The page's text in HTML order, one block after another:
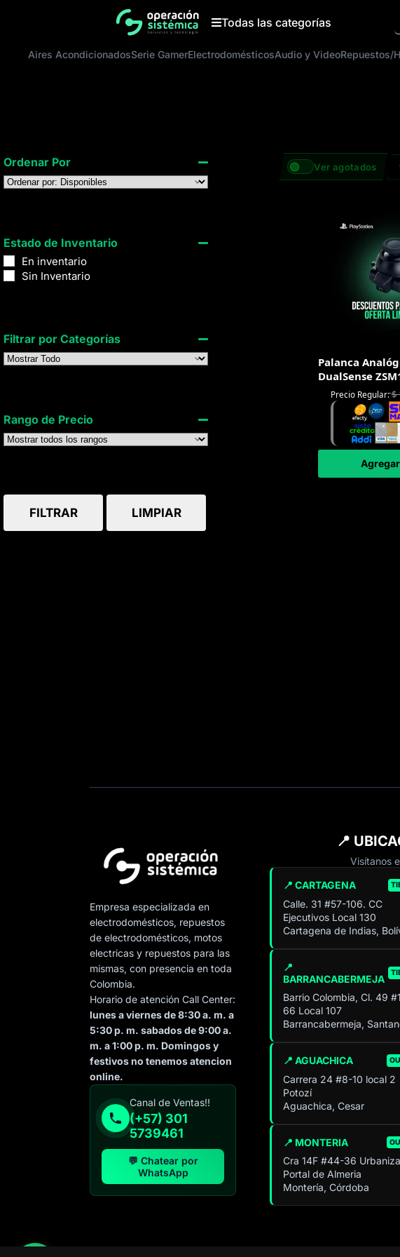
Todas las categorías
Aires AcondicionadosSerie GamerElectrodomésticosAudio y VideoRepuestos/
Ver agotados
Palanca
DualSense
Precio Regular:$
Agregar
Ordenar Por
Sort Products
Estado de Inventario
En inventario
Sin Inventario
Filtrar por Categorías
Rango de Precio
FILTRAR LIMPIAR
Empresa especializada en
electrodomésticos, repuestos
de electrodomésticos, motos
electricas y repuestos para las
mismas, con presencia en toda
Colombia.
Horario de atención Call Center:
lunes a viernes de 8:30 a. m. a
5:30 p. m. sabados de 9:00 a.
m. a 1:00 p. m. Domingos y
festivos no tenemos atencion
online.
Canal de Ventas!!
(+57) 301
5739461
💬 Chatear por
WhatsApp
📍
Visítanos
📍 CARTAGENA
Calle. 31 #57-106. CC
Ejecutivos Local 130
Cartagena de Indias,
📍
BARRANCABERMEJA
Barrio Colombia, Cl. 49
66 Local 107
Barrancabermeja,
📍 AGUACHICA
Carrera 24 #8-10 local 2
Potozí
Aguachica, Cesar
📍 MONTERIA
Cra 14F #44-36
Portal de Almeria
Montería, Córdoba
Especialista de operación
sistémica